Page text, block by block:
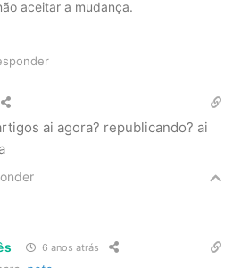
aceitar a mudança.
ai agora? republicando? ai
6 anos atrás